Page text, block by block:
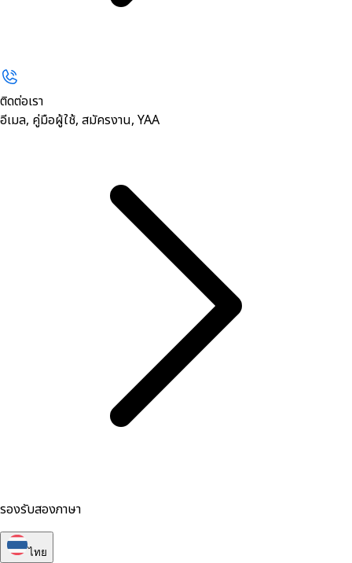
ติดต่อเรา
อีเมล, คู่มือผู้ใช้, สมัครงาน, YAA
รองรับสองภาษา
ไทย